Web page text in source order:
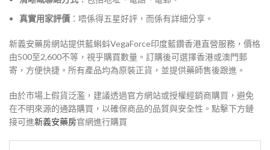
真實用家評價 ：唔係得五星好評，而係有詳細分享。
新義安藥房網站提供藍蝌蚪VegaForce印度藍鑽香港直營服務，價格
由500至2,600不等，視乎購買數量。訂購後可選擇香港或澳門郵
寄，方便快捷。所有產品均為原裝正貨，並提供藥師售後跟進。
由於市場上假貨泛濫，建議透過官方網站或授權經銷商購買，避免
在不明來源的通路購買，以確保商品的品質與安全性。點擊下方鏈
接可進新義安藥房官網進行購買